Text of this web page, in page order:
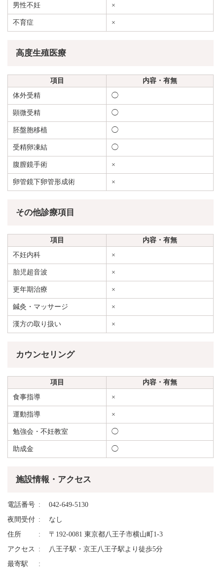
男性不妊 ×
不育症 ×
高度生殖医療
項目
内容・有無
体外受精
◯
顕微受精 ◯
胚盤胞移植 ◯
受精卵凍結 ◯
腹膣鏡手術 ×
卵管鏡下卵管形成術 ×
その他診療項目
項目
内容・有無
不妊内科
×
胎児超音波 ×
更年期治療 ×
鍼灸・マッサージ ×
漢方の取り扱い ×
カウンセリング
項目
内容・有無
食事指導
×
運動指導 ×
勉強会・不妊教室 ◯
助成金 ◯
施設情報・アクセス
電話番号
042-649-5130
夜間受付
なし
住所
〒192-0081 東京都八王子市横山町1-3
アクセス
八王子駅・京王八王子駅より徒歩5分
最寄駅